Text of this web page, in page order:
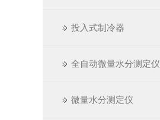
投入式制冷器
全自动微量水分测定仪
微量水分测定仪